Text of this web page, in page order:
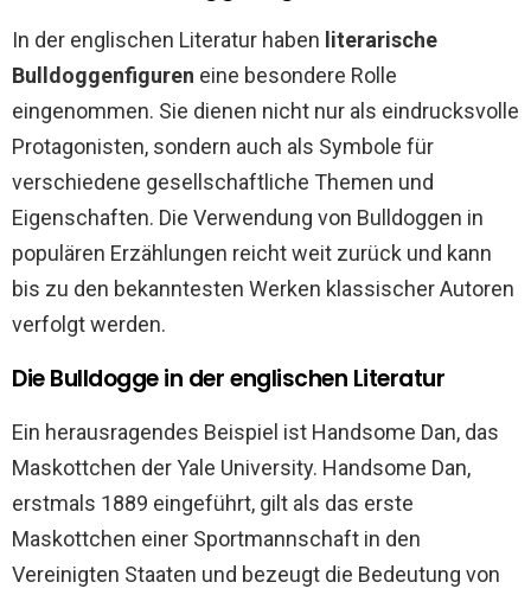
In der englischen Literatur haben literarische
Bulldoggenfiguren eine besondere Rolle
eingenommen. Sie dienen nicht nur als eindrucksvolle
Protagonisten, sondern auch als Symbole für
verschiedene gesellschaftliche Themen und
Eigenschaften. Die Verwendung von Bulldoggen in
populären Erzählungen reicht weit zurück und kann
bis zu den bekanntesten Werken klassischer Autoren
verfolgt werden.
Die Bulldogge in der englischen Literatur
Ein herausragendes Beispiel ist Handsome Dan, das
Maskottchen der Yale University. Handsome Dan,
erstmals 1889 eingeführt, gilt als das erste
Maskottchen einer Sportmannschaft in den
Vereinigten Staaten und bezeugt die Bedeutung von